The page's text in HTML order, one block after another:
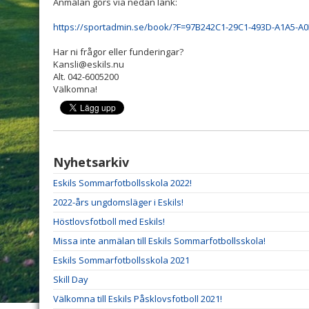
https://sportadmin.se/book/?F=97B242C1-29C1-493D-A1A5-
Har ni frågor eller funderingar?
Kansli@eskils.nu
Alt. 042-6005200
Välkomna!
Nyhetsarkiv
Eskils Sommarfotbollsskola 2022!
2022-års ungdomsläger i Eskils!
Höstlovsfotboll med Eskils!
Missa inte anmälan till Eskils Sommarfotbollsskola!
Eskils Sommarfotbollsskola 2021
Skill Day
Välkomna till Eskils Påsklovsfotboll 2021!